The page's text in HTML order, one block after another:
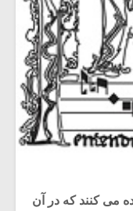
می کنند که در آن